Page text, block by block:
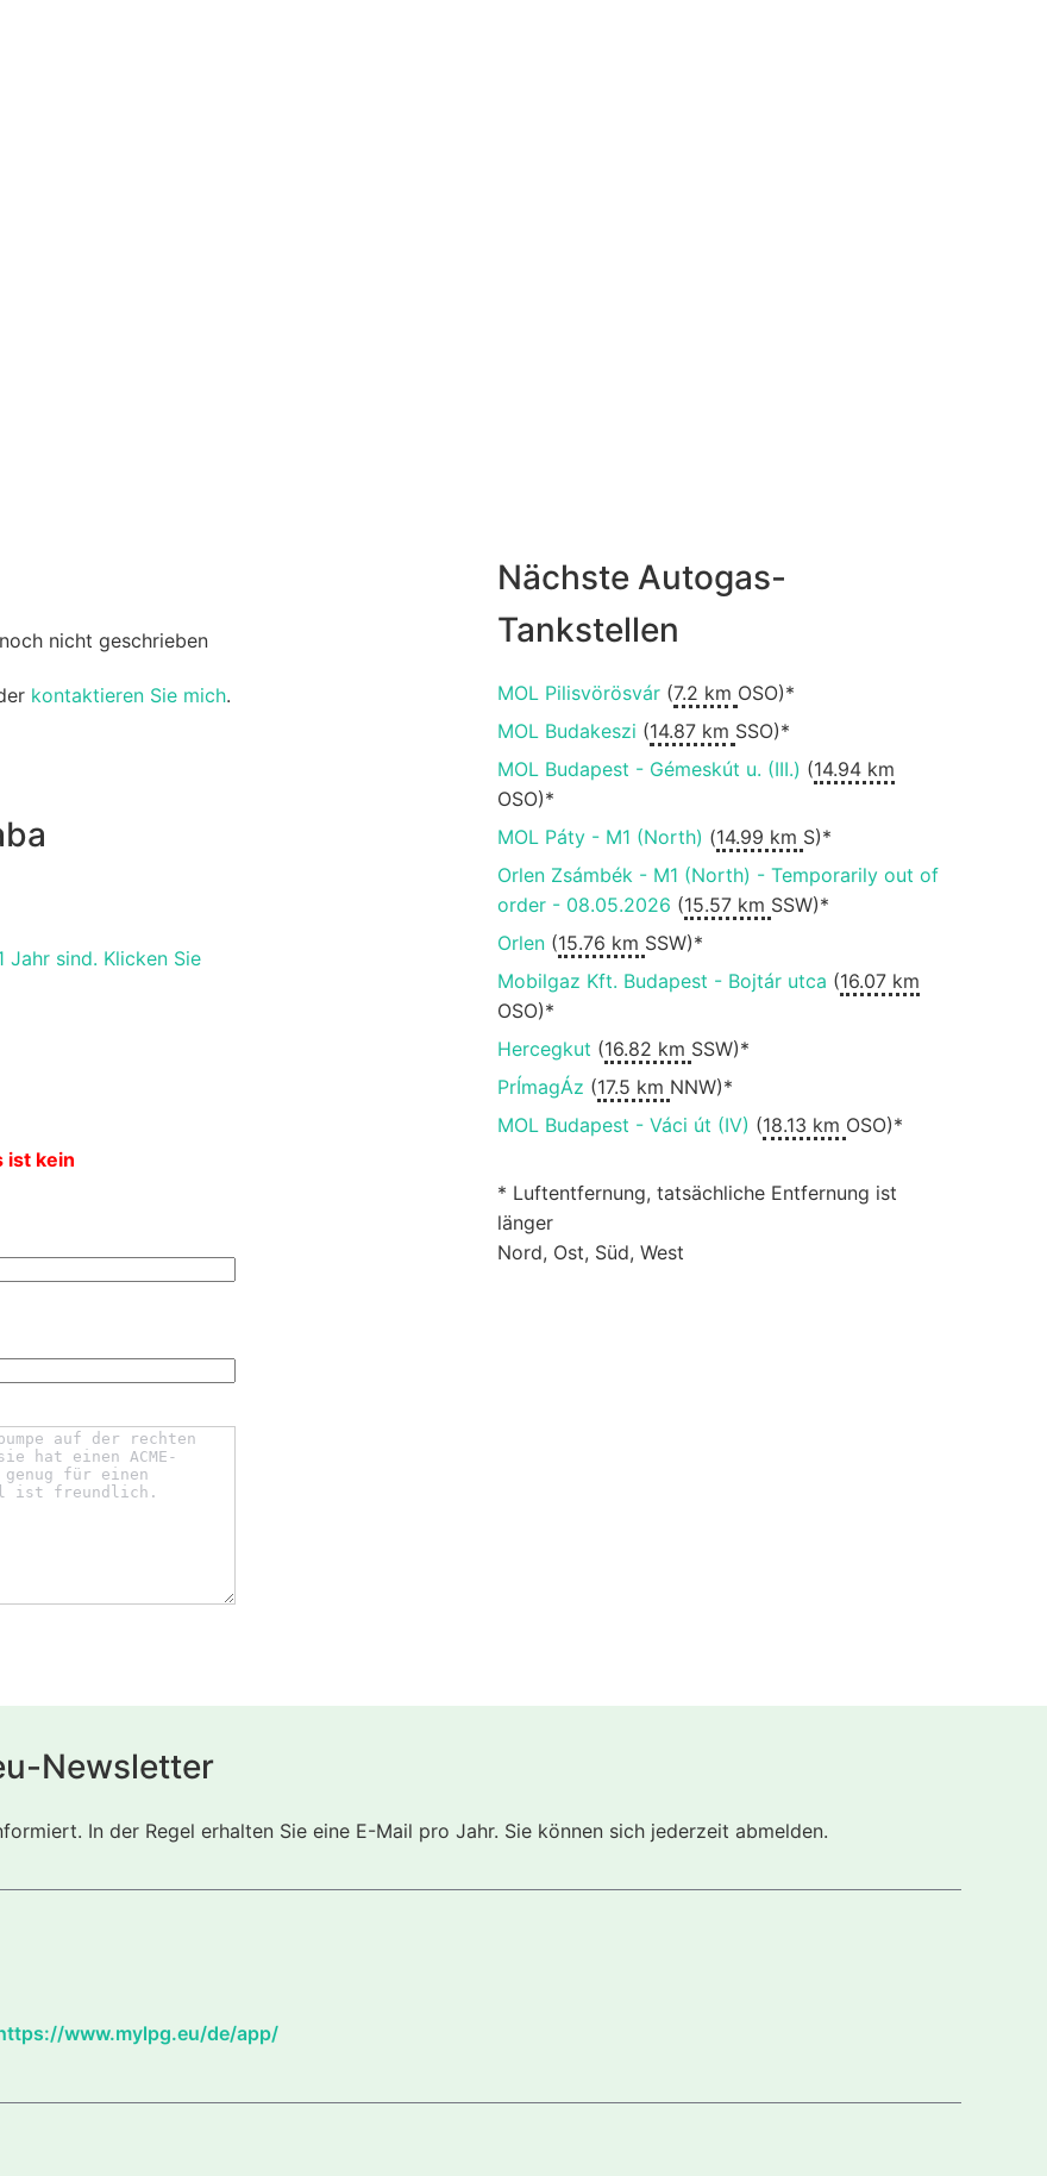
nicht geschrieben
kontaktieren Sie mich.
Jahr sind. Klicken Sie
ist kein
Nächste Autogas-
Tankstellen
MOL Pilisvörösvár(7.2 km OSO)*
MOL Budakeszi (14.87 km SSO)*
MOL Budapest - Gémeskút u. (III.) (14.94 km
OSO)*
MOL Páty - M1 (North) (14.99 km S)*
Orlen Zsámbék - M1 (North) - Temporarily out of
order - 08.05.2026 (15.57 km SSW)*
Orlen(15.76 km SSW)*
Mobilgaz Kft. Budapest - Bojtár utca (16.07 km
OSO)*
Hercegkut (16.82 km SSW)*
PrÍmagÁz (17.5 km NNW)*
MOL Budapest - Váci út (IV) (18.13 km OSO)*
* Luftentfernung, tatsächliche Entfernung ist
länger
Nord, Ost, Süd, West
Newsletter
In der Regel erhalten Sie eine E-Mail pro Jahr. Sie können sich jederzeit abmelden.
www.mylpg.eu/de/app/